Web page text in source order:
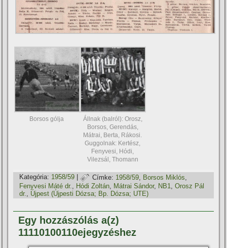
Borsos gólja
Állnak (balról): Orosz,
Borsos, Gerendás,
Mátrai, Berta, Rákosi.
Guggolnak: Kertész,
Fenyvesi, Hódi,
Vilezsál, Thomann
Kategória: 1958/59 | Címke: 1958/59 Borsos Miklós
Fenyvesi Máté dr., Hódi Zoltán, Mátrai Sándor, NB1,Orosz Pál
dr., Újpest (Újpesti Dózsa; Bp. Dózsa; UTE)
Egy hozzászólás a(z)
11110100110ejegyzéshez